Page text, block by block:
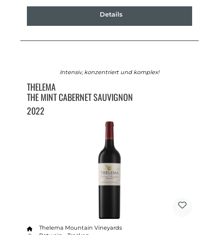
Details
Intensiv, konzentriert und komplex!
THELEMA
THE MINT CABERNET SAUVIGNON
2022
Thelema Mountain Vineyards